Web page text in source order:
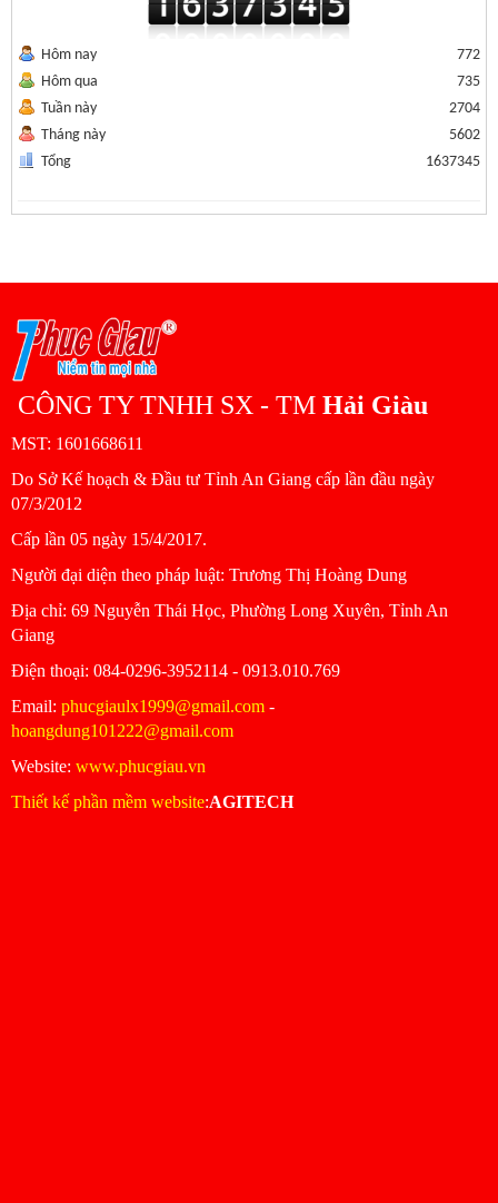
Hôm nay
Hôm qua
Tuần này
Tháng này
Tổng
772
735
2704
5602
1637345
CÔNG TY TNHH SX - TM Hải Giàu
MST: 1601668611
Do Sở Kế hoạch & Đầu tư Tỉnh An Giang cấp lần đầu ngày
07/3/2012
Cấp lần 05 ngày 15/4/2017.
Người đại diện theo pháp luật: Trương Thị Hoàng Dung
Ðịa chỉ: 69 Nguyễn Thái Học, Phường Long Xuyên, Tỉnh An
Giang
Ðiện thoại: 084-0296-3952114 - 0913.010.769
Email: phucgiaulx1999@gmail.com -
hoangdung101222@gmail.com
Website: www.phucgiau.vn
Thiết kế phần mềm website:AGITECH